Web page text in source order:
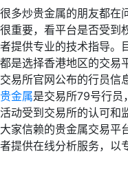
很多炒贵金属的朋友都在
很重要，看平台是否受到
者提供专业的技术指导。
都是选择香港地区的交易
交易所官网公布的行员信
贵金属是交易所79号行员
活动受到交易所的认可和
大家信赖的贵金属交易平
者提供在线分析服务，以